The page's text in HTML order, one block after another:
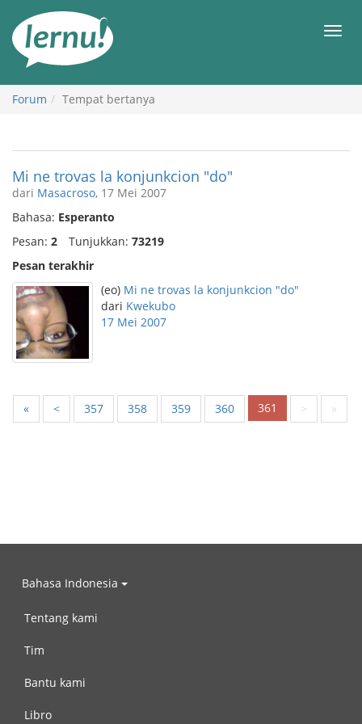
daftar
Forum Tempat bertanya
Mi ne trovas la konjunkcion "do"
dari Masacroso, 17 Mei 2007
Bahasa: Esperanto
Pesan: 2 Tunjukkan: 73219
Pesan terakhir
(eo) Mi ne trovas la konjunkcion "do"
dari Kwekubo
17 Mei 2007
« < 357 358 359 360 361 > »
Bahasa Indonesia
Tentang kami
Tim
Bantu kami
Libro